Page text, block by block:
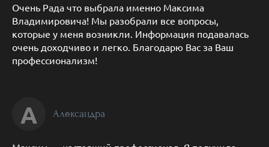
Очень Рада что выбрала именно Максима
Владимировича! Мы разобрали все вопросы,
которые у меня возникли. Информация подавалась
очень доходчиво и легко. Благодарю Вас за Ваш
профессионализм!
А Александра